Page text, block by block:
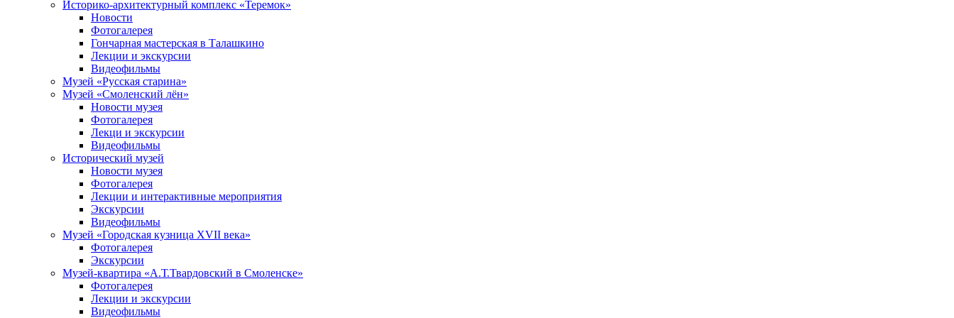
Историко-архитектурный комплекс «Теремок»
Новости
Фотогалерея
Гончарная мастерская в Талашкино
Лекции и экскурсии
Видеофильмы
Музей «Русская старина»
Музей «Смоленский лён»
Новости музея
Фотогалерея
Лекци и экскурсии
Видеофильмы
Исторический музей
Новости музея
Фотогалерея
Лекции и интерактивные мероприятия
Экскурсии
Видеофильмы
Музей «Городская кузница XVII века»
Фотогалерея
Экскурсии
Музей-квартира «А.Т.Твардовский в Смоленске»
Фотогалерея
Лекции и экскурсии
Видеофильмы